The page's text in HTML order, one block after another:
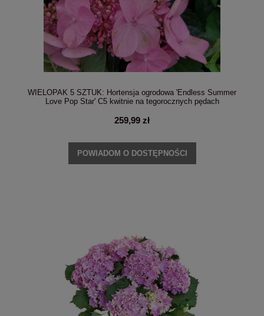
WIELOPAK 5 SZTUK: Hortensja ogrodowa 'Endless Summer
Love Pop Star' C5 kwitnie na tegorocznych pędach
259,99 zł
POWIADOM O DOSTĘPNOŚCI